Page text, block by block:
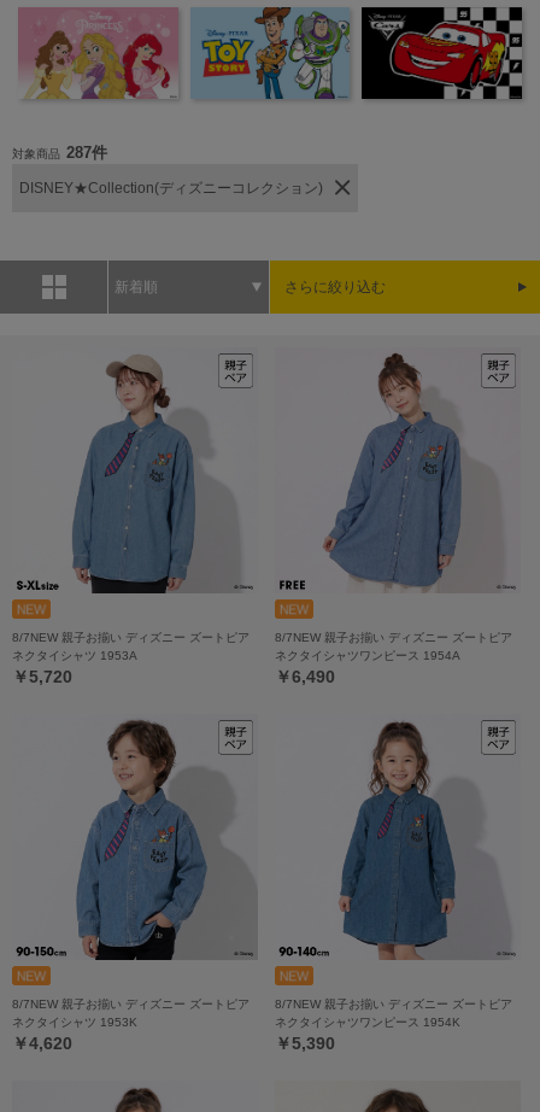
対象商品 287件
DISNEY★Collection(ディズニーコレクション)
新着順 さらに絞り込む
8/7NEW 親子お揃い ディズニー ズートピア
ネクタイシャツ 1953A
￥5,720
8/7NEW 親子お揃い ディズニー ズートピア
ネクタイシャツワンピース 1954A
￥6,490
8/7NEW 親子お揃い ディズニー ズートピア
ネクタイシャツ 1953K
￥4,620
8/7NEW 親子お揃い ディズニー ズートピア
ネクタイシャツワンピース 1954K
￥5,390